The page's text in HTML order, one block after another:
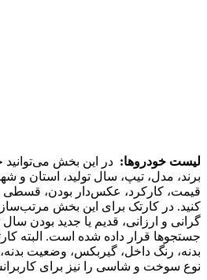
لیست خودروها: در این بخش
برند، مدل، تیپ، سال تولید، استان و
قیمت، کارکرد، عکس‌دار بودن،
کنید. در کارتک برای این بخش
گرانی و ارزانی، قدیم یا جدید بودن
جستجوها قرار داده شده است. البته
بدنه، رنگ داخل، گیربکس، وضعیت
نوع سوخت و شاسی را نیز برای